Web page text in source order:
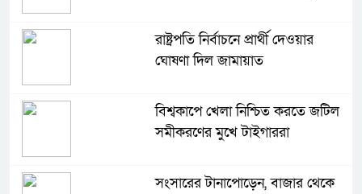
রাষ্ট্রপতি নির্বাচনে প্রার্থী দেওয়ার
ঘোষণা দিল জামায়াত
বিশ্বকাপে খেলা নিশ্চিত করতে জটিল
সমীকরণের মুখে টাইগাররা
সংসারের টানাপোড়েন, বাজার থেকে